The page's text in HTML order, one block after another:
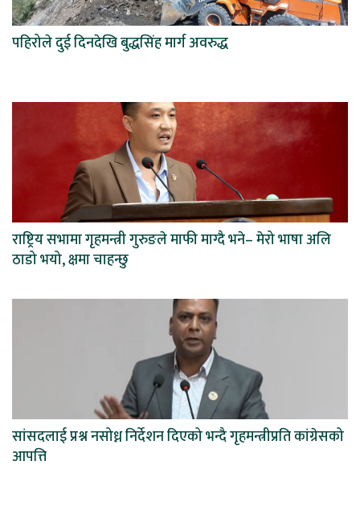
पहिरोले दुई दिनदेखि बुद्धसिंह मार्ग अवरुद्ध
राष्ट्रिय सभामा गृहमन्त्री गुरुङले माफी माग्दै भने– मेरो भाषा अलि
ठाडो भयो, क्षमा चाहन्छु
सांसदलाई प्रश्न नसोध्न निर्देशन दिएको भन्दै गृहमन्त्रीप्रति कांग्रेसको
आपत्ति